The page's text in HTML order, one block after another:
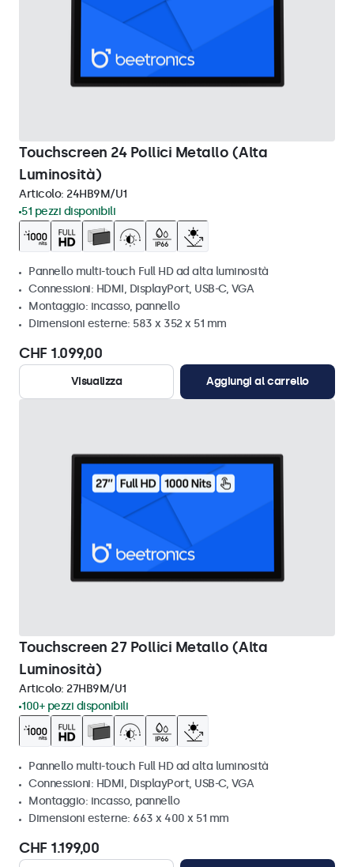
Touchscreen 24 Pollici Metallo (Alta
Luminosità)
Articolo: 24HB9M/U1
51 pezzi disponibili
Pannello multi-touch Full HD ad alta luminosità
Connessioni: HDMI, DisplayPort, USB-C, VGA
Montaggio: incasso, pannello
Dimensioni esterne: 583 x 352 x 51 mm
CHF 1.099,00
Visualizza Aggiungi al carrello
Touchscreen 27 Pollici Metallo (Alta
Luminosità)
Articolo: 27HB9M/U1
100+ pezzi disponibili
Pannello multi-touch Full HD ad alta luminosità
Connessioni: HDMI, DisplayPort, USB-C, VGA
Montaggio: incasso, pannello
Dimensioni esterne: 663 x 400 x 51 mm
CHF 1.199,00